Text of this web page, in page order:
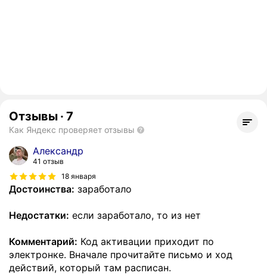
Отзывы · 7
Как Яндекс проверяет отзывы
Александр
41 отзыв
18 января
Достоинства: заработало
Недостатки: если заработало, то из нет
Комментарий: Код активации приходит по
электронке. Вначале прочитайте письмо и ход
действий, который там расписан.